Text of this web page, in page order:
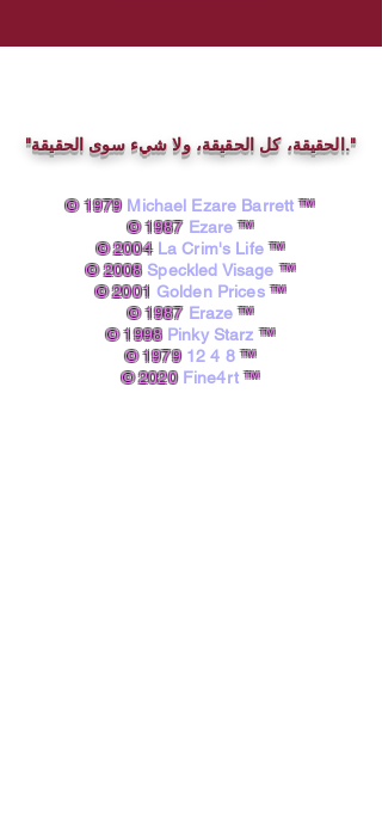
"الحقيقة، كل الحقيقة، ولا شيء سوى الحقيقة."
© 1979 Michael Ezare Barrett ™
© 1987 Ezare ™
© 2004 La Crim's Life ™
© 2008 Speckled Visage ™
© 2001 Golden Prices ™
© 1987 Eraze ™
© 1998 Pinky Starz ™
© 1979 12 4 8 ™
© 2020 Fine4rt ™​